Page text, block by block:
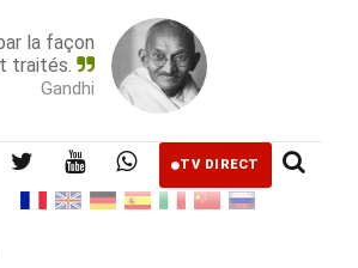
la façon
traités.
Gandhi
TV DIRECT